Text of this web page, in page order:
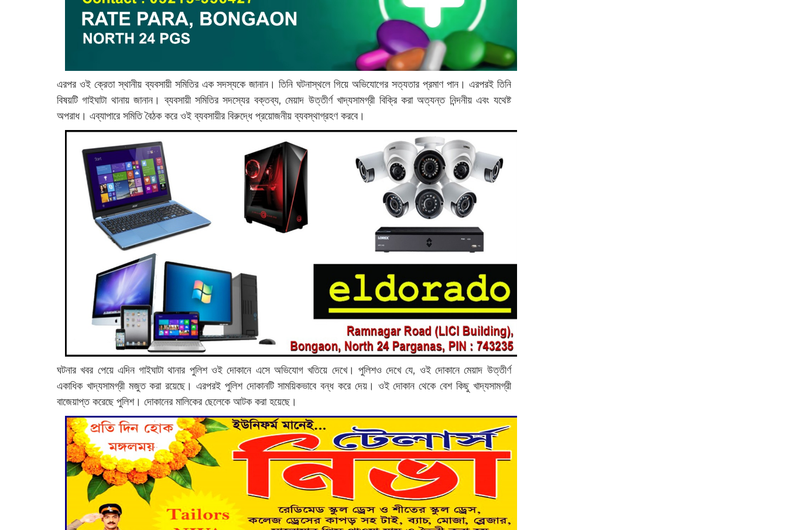
এরপর ওই ক্রেতা স্থানীয় ব্যবসায়ী সমিতির এক সদস্যকে জানান। তিনি ঘটনাস্থলে গিয়ে অভিযোগের সত্যতার প্রমাণ পান। এরপরই তিনি
বিষয়টি গাইঘাটা থানায় জানান। ব্যবসায়ী সমিতির সদস্যের বক্তব্য, মেয়াদ উত্তীর্ণ খাদ্যসামগ্রী বিক্রি করা অত্যন্ত নিন্দনীয় এবং যথেষ্ট
অপরাধ। এব্যাপারে সমিতি বৈঠক করে ওই ব্যবসায়ীর বিরুদ্ধে প্রয়োজনীয় ব্যবস্থাগ্রহণ করবে।
ঘটনার খবর পেয়ে এদিন গাইঘাটা থানার পুলিশ ওই দোকানে এসে অভিযোগ খতিয়ে দেখে। পুলিশও দেখে যে, ওই দোকানে মেয়াদ উত্তীর্ণ
একাধিক খাদ্যসামগ্রী মজুত করা রয়েছে। এরপরই পুলিশ দোকানটি সাময়িকভাবে বন্ধ করে দেয়। ওই দোকান থেকে বেশ কিছু খাদ্যসামগ্রী
বাজেয়াপ্ত করেছে পুলিশ। দোকানের মালিকের ছেলেকে আটক করা হয়েছে।